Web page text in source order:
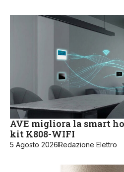
AVE migliora la smart
kit K808-WIFI
5 Agosto 2026Redazione Elettro